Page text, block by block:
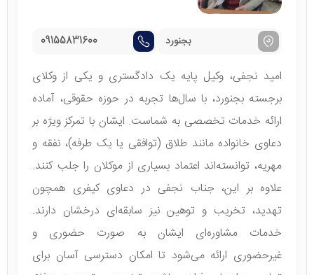
بجنورد 09155831600
امید نجفی، وکیل پایه یک دادگستری و یکی از وکلای
برجسته بجنورد، با سال‌ها تجربه در حوزه حقوقی، آماده
ارائه خدمات تخصصی به شماست. ایشان با تمرکز ویژه بر
دعاوی خانواده مانند طلاق (توافقی یا یک‌ طرفه)، نفقه و
مهریه، توانسته‌اند اعتماد بسیاری از موکلان را جلب کنند.
علاوه بر این، جناب نجفی در دعاوی کیفری همچون
تهدید، تخریب و توهین نیز سابقه‌ای درخشان دارند.
خدمات مشاوره‌ای ایشان به صورت حضوری و
غیرحضوری ارائه می‌شود تا امکان دسترسی آسان برای